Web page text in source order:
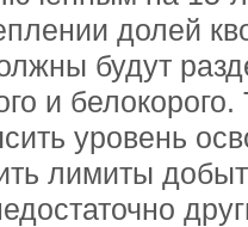
долей
будут
и
уровень
лимиты